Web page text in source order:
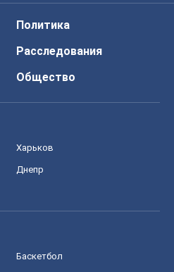
Политика
Расследования
Общество
Харьков
Днепр
Баскетбол